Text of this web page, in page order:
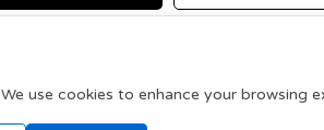
We use cookies to enhance your browsing